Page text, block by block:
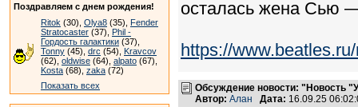
Поздравляем с днем рождения!
Ritok (30), Olya8 (35), Fender
Stratocaster (37), Phil -
Гордость галактики (37),
Tonny (45), drc (54), Kravcov
(62), oldwise (64), alpato (67),
Kosta (68), zaka (72)
Показать всех
осталась жена Сью
https://
Обсуждение новости: "Новость
Автор: Алан Дата: 16.09.25